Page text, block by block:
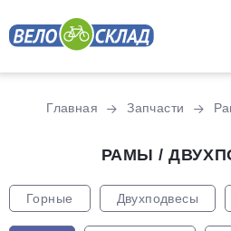
Главная Запчасти
РАМЫ /
Горные Двухподвесы